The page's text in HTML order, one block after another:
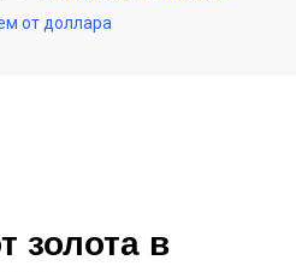
от доллара
золота в